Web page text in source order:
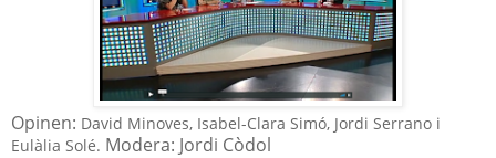
Opinen: David Minoves, Isabel-Clara Simó, Jordi Serrano i
Eulàlia Solé. Modera: Jordi Còdol